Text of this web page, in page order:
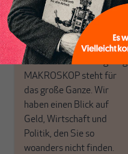
wirtschaftspolitische
Themen aus einer
postkeynesianischen
Perspektive und ist damit
in Deutschland einzigartig.
MAKROSKOP steht für
das große Ganze. Wir
haben einen Blick auf
Geld, Wirtschaft und
Politik, den Sie so
woanders nicht finden.